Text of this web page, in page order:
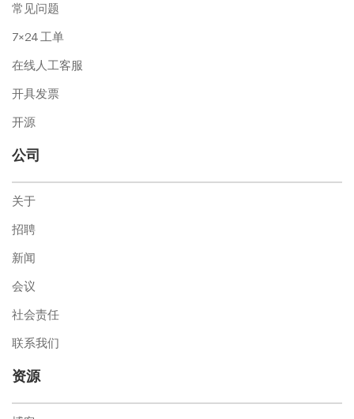
常见问题
7×24 工单
在线人工客服
开具发票
开源
公司
关于
招聘
新闻
会议
社会责任
联系我们
资源